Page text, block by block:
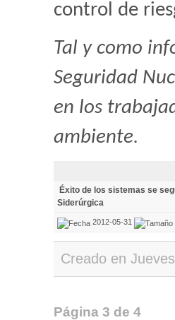
control de
Tal y como
Seguridad
en los
ambiente.
Éxito de los sistemas se
Siderúrgica
2012-05-31
Creado en
Página 3 de 4